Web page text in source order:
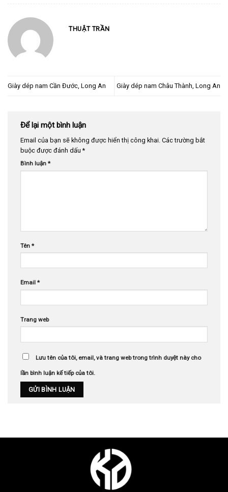
THUẬT TRẦN
Giày dép nam Cần Đước, Long An Giày dép nam Châu Thành, Long An
Để lại một bình luận
Email của bạn sẽ không được hiển thị công khai. Các trường bắt
buộc được đánh dấu*
Bình luận *
Tên *
Email *
Trang web
Lưu tên của tôi, email, và trang web trong trình duyệt này cho
lần bình luận kế tiếp của tôi.